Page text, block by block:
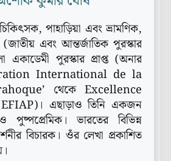
পাহাড়িয়া এবং ভ্রামণিক,
এবং আন্তর্জাতিক পুরস্কার
একাডেমী পুরস্কার প্রাপ্ত (অনার
International de la
থেকে Excellence
এছাড়াও তিনি একজন
পুষ্পপ্রেমিক। ভারতের বিভিন্ন
বিচারক। ওঁর লেখা প্রকাশিত